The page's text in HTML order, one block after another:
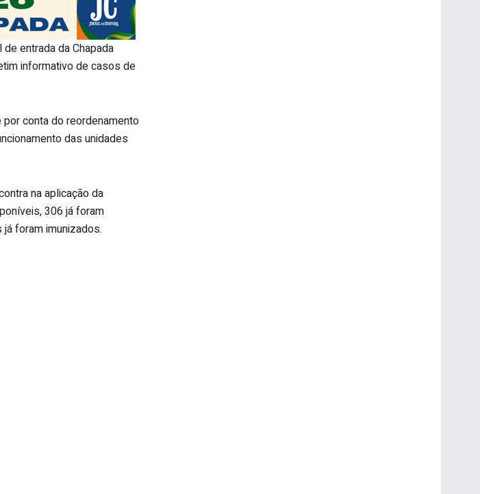
entrada da Chapada
informativo de casos de
conta do reordenamento
das unidades
na aplicação da
306 já foram
foram imunizados.